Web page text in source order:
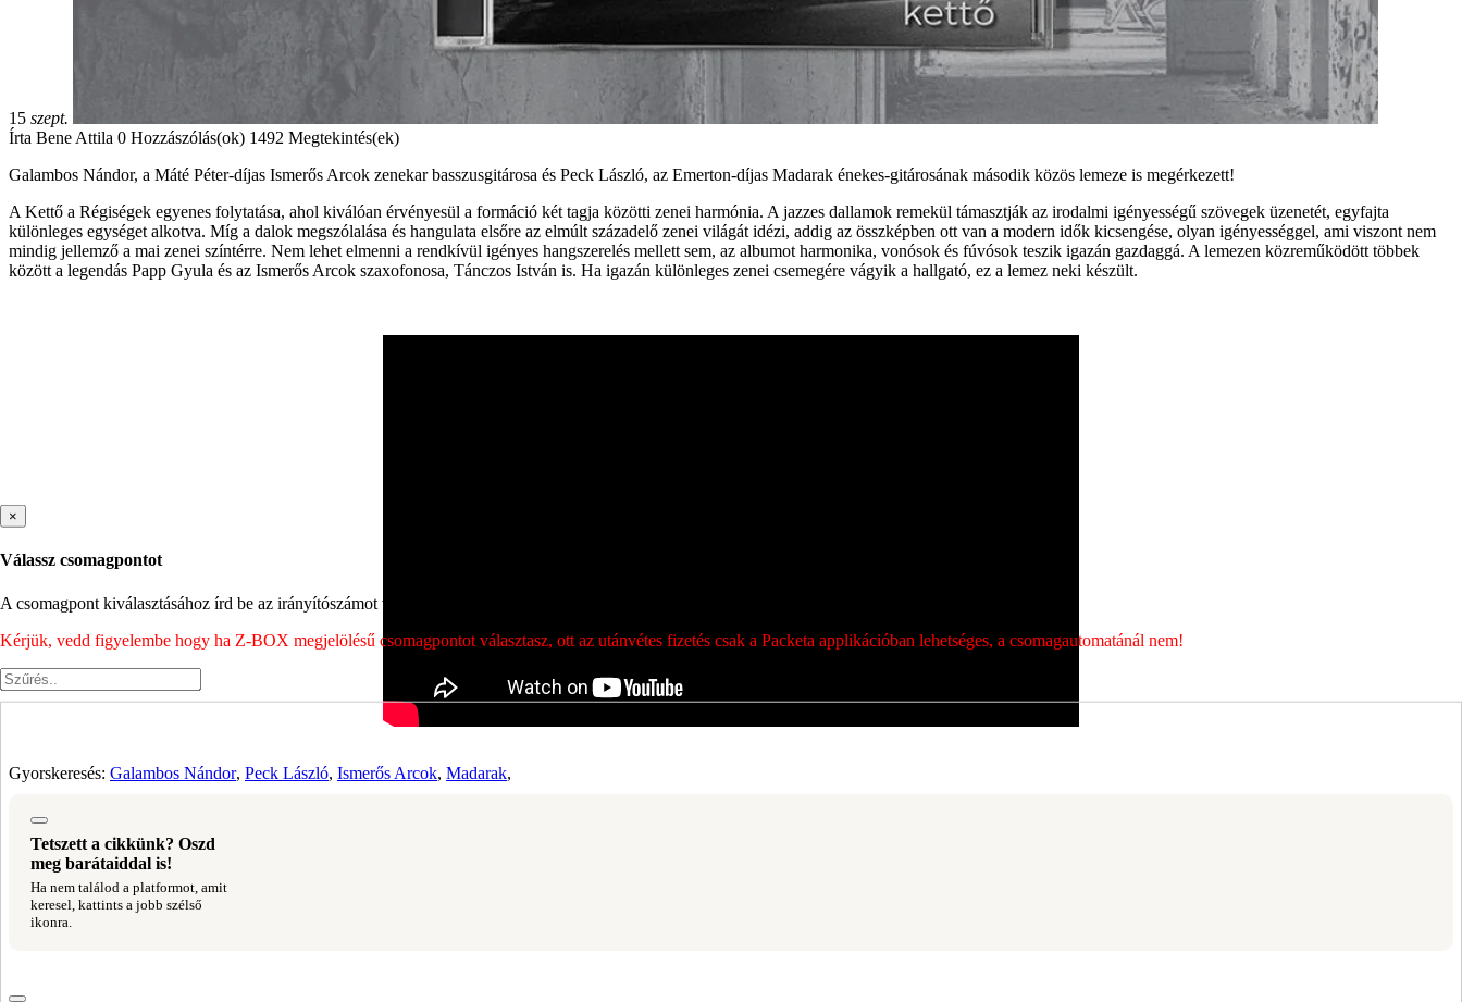
15 szept.
Írta Bene Attila 0 Hozzászólás(ok) 1492 Megtekintés(ek)
Galambos Nándor, a Máté Péter-díjas Ismerős Arcok zenekar basszusgitárosa és Peck László, az Emerton-díjas Madarak énekes-gitárosának második közös lemeze is megérkezett!
A Kettő a Régiségek egyenes folytatása, ahol kiválóan érvényesül a formáció két tagja közötti zenei harmónia. A jazzes dallamok remekül támasztják az irodalmi igényességű szövegek üzenetét, egyfajta
különleges egységet alkotva. Míg a dalok megszólalása és hangulata elsőre az elmúlt századelő zenei világát idézi, addig az összképben ott van a modern idők kicsengése, olyan igényességgel, ami viszont nem
mindig jellemző a mai zenei színtérre. Nem lehet elmenni a rendkívül igényes hangszerelés mellett sem, az albumot harmonika, vonósok és fúvósok teszik igazán gazdaggá. A lemezen közreműködött többek
között a legendás Papp Gyula és az Ismerős Arcok szaxofonosa, Tánczos István is. Ha igazán különleges zenei csemegére vágyik a hallgató, ez a lemez neki készült.
Gyorskeresés: Galambos Nándor, Peck László, Ismerős Arcok, Madarak,
Tetszett a cikkünk? Oszd
meg barátaiddal is!
Ha nem találod a platformot, amit
keresel, kattints a jobb szélső
ikonra.
×
Válassz csomagpontot
A csomagpont kiválasztásához írd be az irányítószámot vagy a város nevét, majd a megjelenő címek közül a megfelelőre kattintva tudod azt kiválasztani.
Kérjük, vedd figyelembe hogy ha Z-BOX megjelölésű csomagpontot választasz, ott az utánvétes fizetés csak a Packeta applikációban lehetséges, a csomagautomatánál nem!